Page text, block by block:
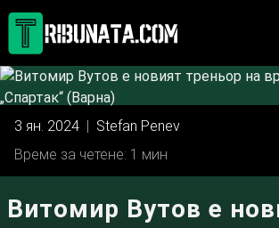
Skip
content
3 ян. 2024 | Stefan Penev
Време за четене: 1 мин
Витомир Вутов е